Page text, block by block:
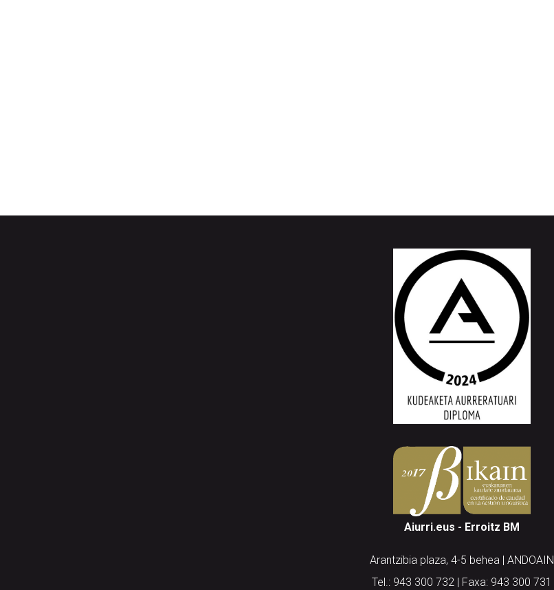
Aiurri.eus - Erroitz BM
Arantzibia plaza, 4-5 behea | ANDOAIN
Tel.: 943 300 732 | Faxa: 943 300 731